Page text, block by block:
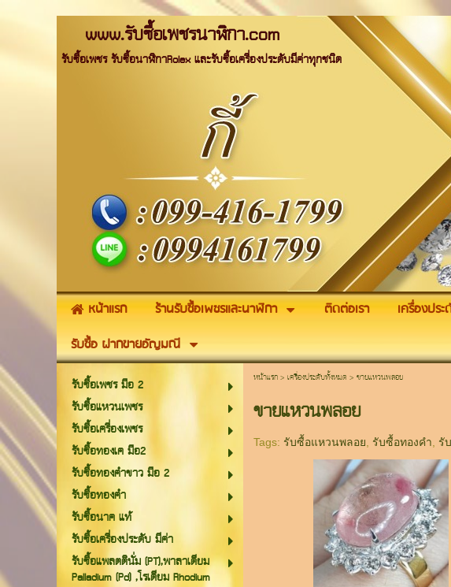
www.รับซื้อเพชรนาฬิกา.com
รับซื้อเพชร รับซื้อนาฬิกาRolex และรับซื้อเครื่องประดับมีค่าทุกชนิด
หน้าแรก ร้านรับซื้อเพชรและนาฬิกา ติดต่อเรา เครื่องปร
รับซื้อ ฝากขายอัญมณี
รับซื้อเพชร มือ 2
รับซื้อแหวนเพชร
รับซื้อเครื่องเพชร
รับซื้อทองเค มือ2
รับซื้อทองคำขาว มือ 2
รับซื้อทองคำ
รับซื้อนาค แท้
รับซื้อเครื่องประดับ มีค่า
รับซื้อแพลตตินั่ม (PT),พาลาเดียม
Palladium (Pd) ,โรเดียม Rhodium
หน้าแรก> เครื่องประดับทั้งหมด > ขายแหวนพลอย
ขายแหวนพลอย
Tags: รับซื้อแหวนพลอย รับซื้อทองคำ รั